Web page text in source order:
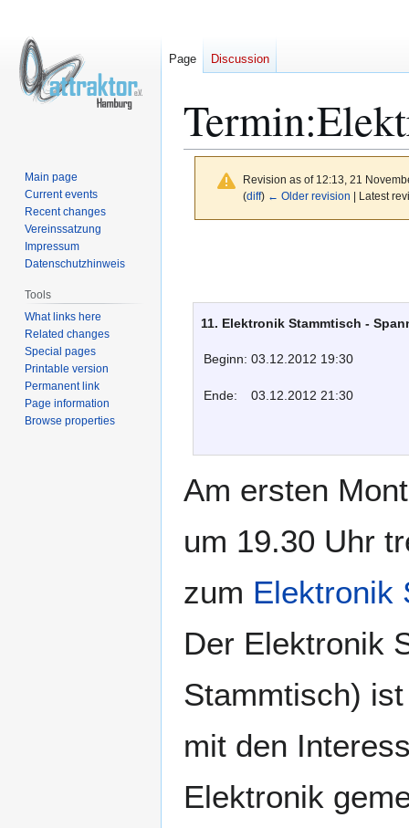
Revision as of 12:13, 21
(diff) ← Older revision | Latest
11. Elektronik Stammtisch -
Beginn: 03.12.2012 19:30
Ende: 03.12.2012 21:30
Am ersten
um 19.30 Uhr
zum Elektronik
Der Elektronik
Stammtisch)
mit den
Elektronik
Page Discussion
Main page
Current events
Recent changes
Vereinssatzung
Impressum
Datenschutzhinweis
Tools
What links here
Related changes
Special pages
Printable version
Permanent link
Page information
Browse properties